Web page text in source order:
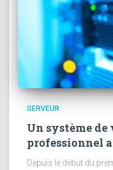
SERVEUR
Un système
professionnel
Depuis le début du